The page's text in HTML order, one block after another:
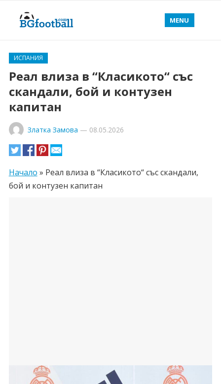
MENU
ИСПАНИЯ
Реал влиза в “Класикото“ със
скандали, бой и контузен
капитан
Златка Замова — 08.05.2026
Начало » Реал влиза в “Класикото“ със скандали,
бой и контузен капитан